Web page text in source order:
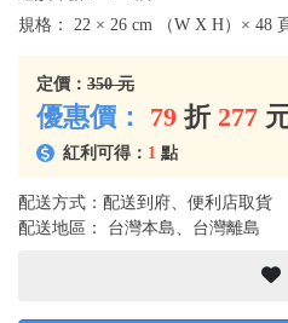
規格： 22 × 26 cm （W X H）× 48
定價： 350 元
優惠價： 79 折 277
紅利可得： 1 點
配送方式：配送到府、便利店取貨
配送地區： 台灣本島、台灣離島